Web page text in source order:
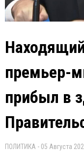
премьер-
прибыл в
ПОЛИТИКА - 05 Августа